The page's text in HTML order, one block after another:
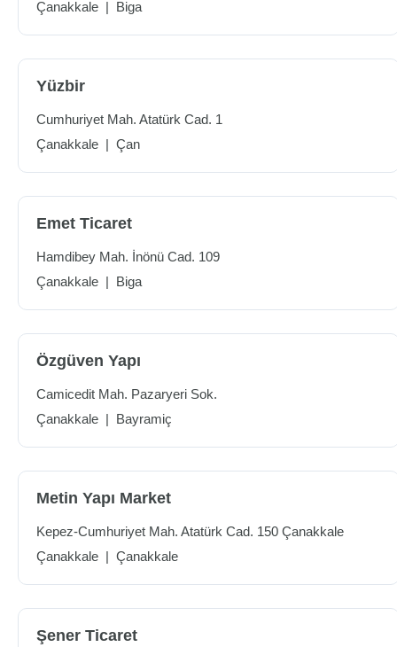
Çanakkale | Biga
Yüzbir
Cumhuriyet Mah. Atatürk Cad. 1
Çanakkale | Çan
Emet Ticaret
Hamdibey Mah. İnönü Cad. 109
Çanakkale | Biga
Özgüven Yapı
Camicedit Mah. Pazaryeri Sok.
Çanakkale | Bayramiç
Metin Yapı Market
Kepez-Cumhuriyet Mah. Atatürk Cad. 150 Çanakkale
Çanakkale | Çanakkale
Şener Ticaret